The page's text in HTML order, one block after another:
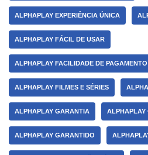
ALPHAPLAY EXPERIÊNCIA ÚNICA
ALPHAPLAY FÁCIL DE USAR
ALPHAPLAY FACILIDADE DE PAGAMENTO
ALPHAPLAY FILMES E SÉRIES
ALPHAPLAY GARANTIA ALPHAPLAY
ALPHAPLAY GARANTIDO